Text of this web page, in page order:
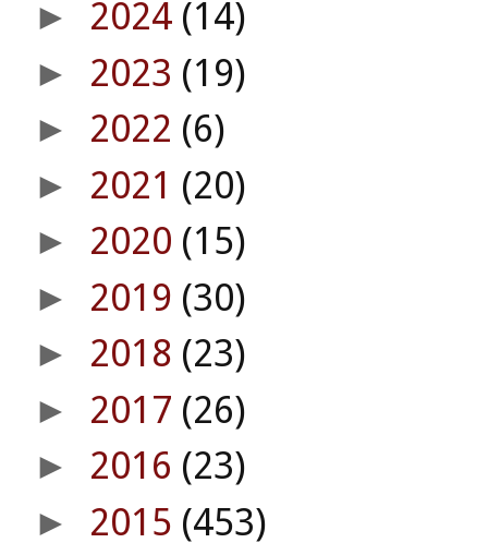
► 2024 (14)
► 2023 (19)
► 2022 (6)
► 2021 (20)
► 2020 (15)
► 2019 (30)
► 2018 (23)
► 2017 (26)
► 2016 (23)
► 2015 (453)